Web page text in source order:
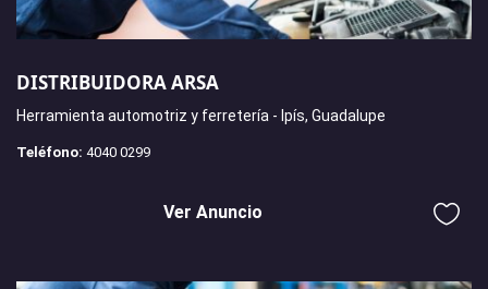
DISTRIBUIDORA ARSA
Herramienta automotriz y ferretería - Ipís, Guadalupe
Teléfono: 4040 0299
Ver Anuncio